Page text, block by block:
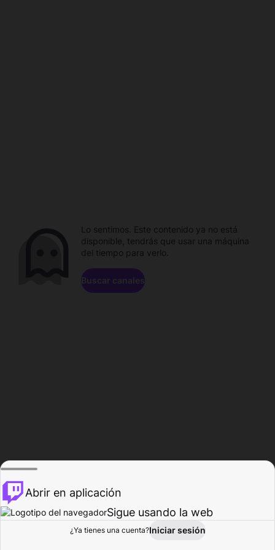
Explorar Actividad
Lo sentimos. Este contenido ya no está
disponible, tendrás que usar una máquina
del tiempo para verlo.
Buscar canales
Abrir en aplicación
Sigue usando la web
¿Ya tienes una cuenta?Iniciar sesión